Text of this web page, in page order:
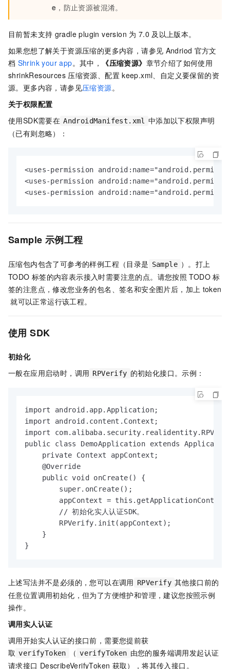
e ，防止资源被混淆。
目前暂未支持 gradle plugin version 为 7.0 及以上版本。
如果您想了解关于资源压缩的更多内容，请参见 Andriod 官方文
档 Shrink your app。其中， 《压缩资源》 章节介绍了如何使用
shrinkResources 压缩资源、配置 keep.xml、自定义要保留的资
源。更多内容，请参见压缩资源。
关于权限配置
使用SDK需要在 AndroidManifest.xml 中添加以下权限声明
（已有则忽略）：
<uses-permission
<uses-permission
<uses-permission
Sample 示例工程
压缩包内包含了可参考的样例工程（目录是 Sample ）。打上
TODO 标签的内容表示接入时需要注意的点。请您按照 TODO 标
签的注意点，修改您业务的包名、签名和安全图片后，加上 token
就可以正常运行该工程。
使用 SDK
初始化
一般在应用启动时，调用 RPVerify 的初始化接口。示例：
import android.app.Application;
import android.content.Context;
import
public class DemoApplication extends
    private Context appContext;
    @Override
    public void onCreate() {
        super.onCreate();
appContext =
        // 初始化实人认证SDK。
        RPVerify.init(appContext);
    }
}
上述写法并不是必须的，您可以在调用 RPVerify 其他接口前的
任意位置调用初始化，但为了方便维护和管理，建议您按照示例
操作。
调用实人认证
调用开始实人认证的接口前，需要您提前获
取 verifyToken （ verifyToken 由您的服务端调用发起认证
请求接口 DescribeVerifyToken 获取），将其传入接口。